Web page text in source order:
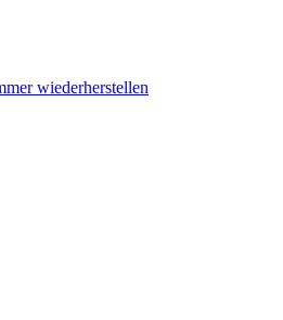
wiederherstellen